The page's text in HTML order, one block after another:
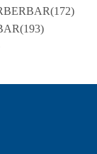
(172)
(193)